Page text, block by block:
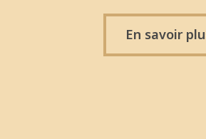
En savoir